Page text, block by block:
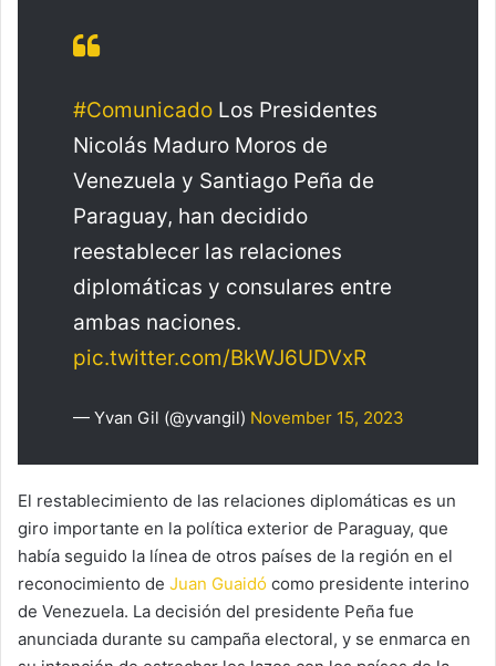
#Comunicado Los Presidentes
Nicolás Maduro Moros de
Venezuela y Santiago Peña de
Paraguay, han decidido
reestablecer las relaciones
diplomáticas y consulares entre
ambas naciones.
pic.twitter.com/BkWJ6UDVxR
— Yvan Gil (@yvangil) November 15, 2023
El restablecimiento de las relaciones diplomáticas es un
giro importante en la política exterior de Paraguay, que
había seguido la línea de otros países de la región en el
reconocimiento de Juan Guaidó como presidente interino
de Venezuela. La decisión del presidente Peña fue
anunciada durante su campaña electoral, y se enmarca en